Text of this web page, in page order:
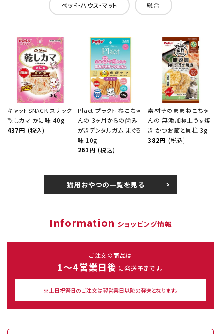
ベッド・ハウス・マット 総合
キャットSNACK スナック
乾しカマ かに味 40g
437円 (税込)
Plact プラクト ねこちゃ
んの 3ヶ月からの歯み
がきデンタルガム まぐろ
味 10g
261円 (税込)
素材そのまま ねこちゃ
んの 無添加極上うす焼
き かつお節と貝柱 3g
382円 (税込)
猫用おやつの一覧を見る
Information ショッピング情報
ご注文の商品は
1～４営業日後 に発送予定です。
※土日祝祭日のご注文は翌営業日以降の発送となります。